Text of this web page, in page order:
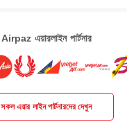
Airpaz এয়ারলাইন পার্টনার
সকল এয়ার লাইন পার্টনারদের দেখুন